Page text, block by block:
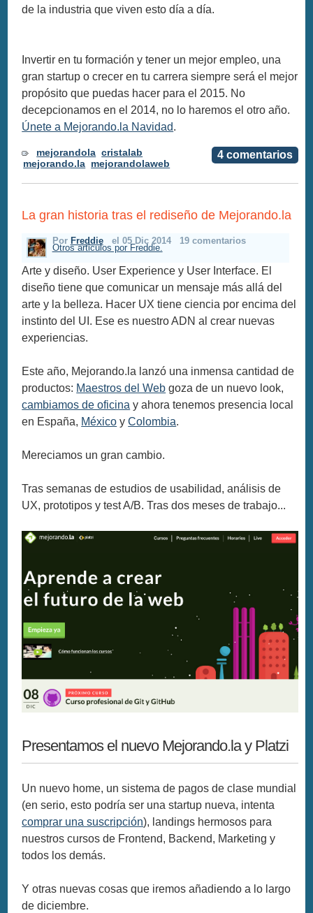
de la industria que viven esto día a día.
Invertir en tu formación y tener un mejor empleo, una
gran startup o crecer en tu carrera siempre será el mejor
propósito que puedas hacer para el 2015. No
decepcionamos en el 2014, no lo haremos el otro año.
Únete a Mejorando.la Navidad.
4 comentarios
mejorandola cristalab
mejorando.la mejorandolaweb
La gran historia tras el rediseño de Mejorando.la
Por Freddie el 05 Dic 2014 19 comentarios
Otros articulos por Freddie.
Arte y diseño. User Experience y User Interface. El
diseño tiene que comunicar un mensaje más allá del
arte y la belleza. Hacer UX tiene ciencia por encima del
instinto del UI. Ese es nuestro ADN al crear nuevas
experiencias.
Este año, Mejorando.la lanzó una inmensa cantidad de
productos: Maestros del Web goza de un nuevo look,
cambiamos de oficina y ahora tenemos presencia local
en España, México yColombia.
Mereciamos un gran cambio.
Tras semanas de estudios de usabilidad, análisis de
UX, prototipos y test A/B. Tras dos meses de trabajo...
Presentamos el nuevo Mejorando.la y Platzi
Un nuevo home, un sistema de pagos de clase mundial
(en serio, esto podría ser una startup nueva, intenta
comprar una suscripción), landings hermosos para
nuestros cursos de Frontend, Backend, Marketing y
todos los demás.
Y otras nuevas cosas que iremos añadiendo a lo largo
de diciembre.